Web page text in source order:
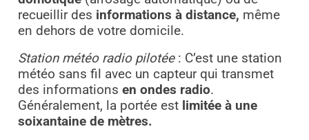
recueillir des informations à distance, même
en dehors de votre domicile.
Station météo radio pilotée: C’est une station
météo sans fil avec un capteur qui transmet
des informations en ondes radio.
Généralement, la portée est limitée à une
soixantaine de mètres.